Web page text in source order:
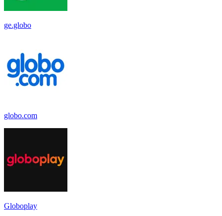
ge.globo
globo.com
Globoplay